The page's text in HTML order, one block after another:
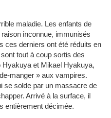
maladie. Les enfants de
inconnue, immunisés
ces derniers ont été réduits en
tout à coup sortis des
Hyakuya et Mikael Hyakuya,
manger » aux vampires.
se solde par un massacre de
Arrivé à la surface, il
entièrement décimée.